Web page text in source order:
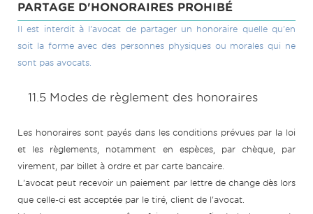
PARTAGE D'HONORAIRES PROHIBÉ
Il est interdit à l'avocat de partager un honoraire quelle qu'en
soit la forme avec des personnes physiques ou morales qui ne
sont pas avocats.
11.5 Modes de règlement des honoraires
Les honoraires sont payés dans les conditions prévues par la loi
et les règlements, notamment en espèces, par chèque, par
virement, par billet à ordre et par carte bancaire.
L'avocat peut recevoir un paiement par lettre de change dès lors
que celle-ci est acceptée par le tiré, client de l'avocat.